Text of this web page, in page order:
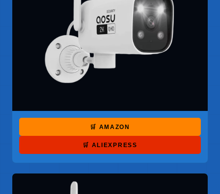
🛒 AMAZON
🛒 ALIEXPRESS